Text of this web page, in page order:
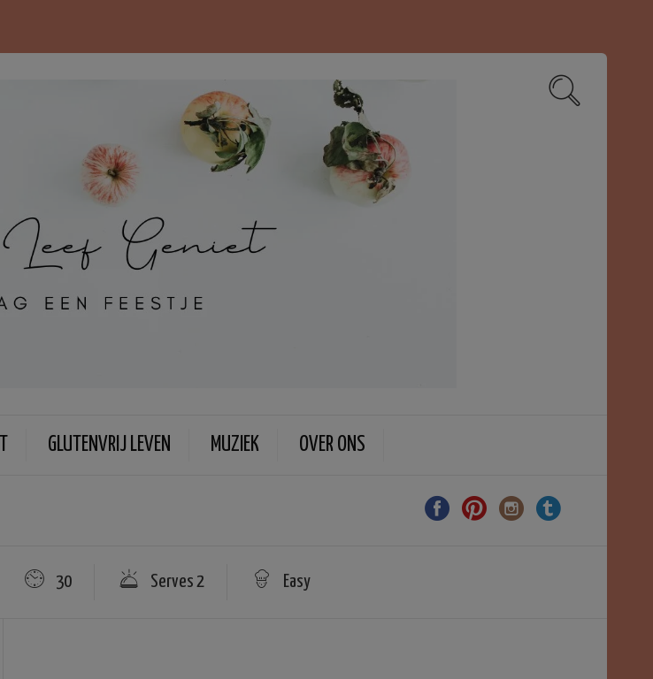
GLUTENVRIJ LEVEN MUZIEK OVER ONS
30 Serves 2 Easy